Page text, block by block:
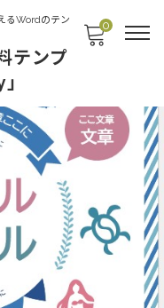
るWordのテン
テンプ
0